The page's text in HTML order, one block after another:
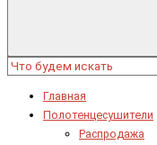
Главная
Полотенцесушители
Распродажа